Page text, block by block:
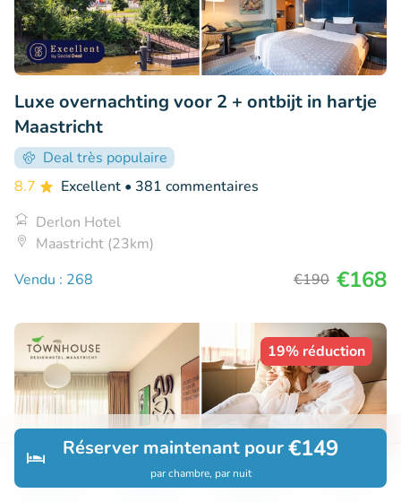
Rechercher Réservations
Réserver maintenant pour€149
par chambre, par nuit
Luxe overnachting voor 2 + ontbijt in hartje
Maastricht
Deal très populaire
8.7
Excellent • 381 commentaires
Derlon Hotel
Maastricht (23km)
Vendu : 268
€190 €168
19% réduction